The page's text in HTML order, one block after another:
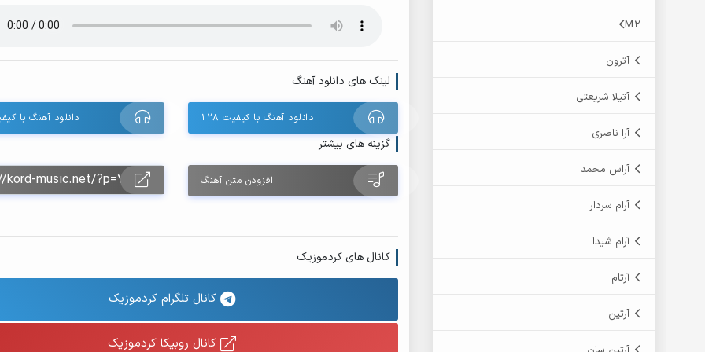
M2
آترون
آتیلا شریعتی
آرا ناصری
آراس محمد
آرام سردار
آرام شیدا
آرتام
آرتین
لینک های دانلود آهنگ
دانلود آهنگ با کیفیت ۱۲۸ دانلود آهنگ با
گزینه های بیشتر
افزودن متن آهنگ
کانال های کردموزیک
کانال تلگرام کردموزیک
کانال روبیکا کردموزیک